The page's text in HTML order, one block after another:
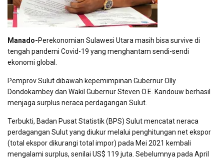
Manado-Perekonomian Sulawesi Utara masih bisa survive di
tengah pandemi Covid-19 yang menghantam sendi-sendi
ekonomi global.
Pemprov Sulut dibawah kepemimpinan Gubernur Olly
Dondokambey dan Wakil Gubernur Steven O.E. Kandouw berhasil
menjaga surplus neraca perdagangan Sulut.
Terbukti, Badan Pusat Statistik (BPS) Sulut mencatat neraca
perdagangan Sulut yang diukur melalui penghitungan net ekspor
(total ekspor dikurangi total impor) pada Mei 2021 kembali
mengalami surplus, senilai US$ 119 juta. Sebelumnya pada April